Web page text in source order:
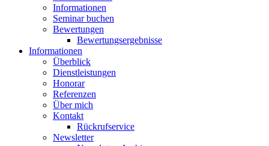
Informationen
Seminar buchen
Bewertungen
Bewertungsergebnisse
Informationen
Überblick
Dienstleistungen
Honorar
Referenzen
Über mich
Kontakt
Rückrufservice
Newsletter